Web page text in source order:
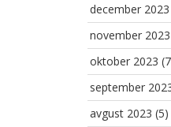
december 2023
november 2023
oktober 2023
september
avgust 2023 (5)